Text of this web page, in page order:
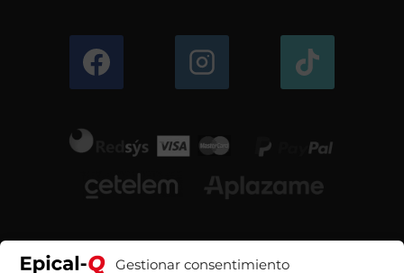
Gestionar consentimiento